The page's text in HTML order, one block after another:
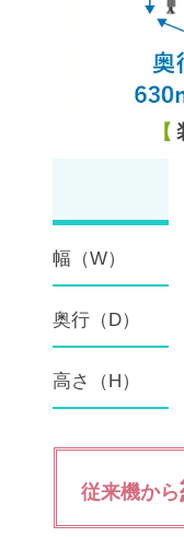
幅（W）
奥行（D）
高さ（H）
従来機から